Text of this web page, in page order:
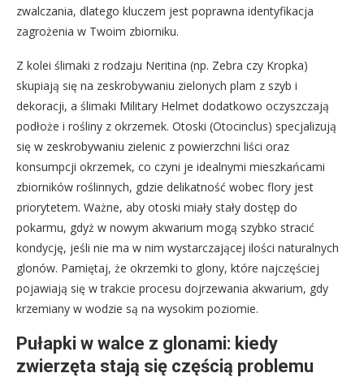
zwalczania, dlatego kluczem jest poprawna identyfikacja
zagrożenia w Twoim zbiorniku.
Z kolei ślimaki z rodzaju Neritina (np. Zebra czy Kropka)
skupiają się na zeskrobywaniu zielonych plam z szyb i
dekoracji, a ślimaki Military Helmet dodatkowo oczyszczają
podłoże i rośliny z okrzemek. Otoski (Otocinclus) specjalizują
się w zeskrobywaniu zielenic z powierzchni liści oraz
konsumpcji okrzemek, co czyni je idealnymi mieszkańcami
zbiorników roślinnych, gdzie delikatność wobec flory jest
priorytetem. Ważne, aby otoski miały stały dostęp do
pokarmu, gdyż w nowym akwarium mogą szybko stracić
kondycję, jeśli nie ma w nim wystarczającej ilości naturalnych
glonów. Pamiętaj, że okrzemki to glony, które najczęściej
pojawiają się w trakcie procesu dojrzewania akwarium, gdy
krzemiany w wodzie są na wysokim poziomie.
Pułapki w walce z glonami: kiedy
zwierzęta stają się częścią problemu